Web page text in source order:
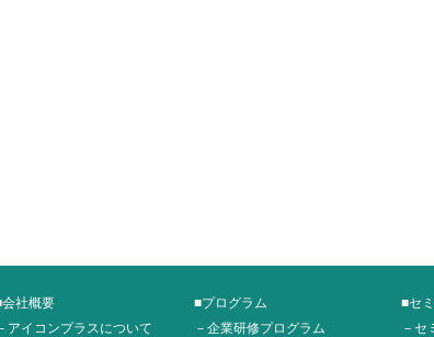
社概要
アイコンプラスについて
■プログラム
－企業研修プログラム
■セ
－セ